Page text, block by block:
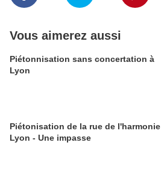
Vous aimerez aussi
Piétonnisation sans concertation à
Lyon
Piétonisation de la rue de l'harmonie
Lyon - Une impasse